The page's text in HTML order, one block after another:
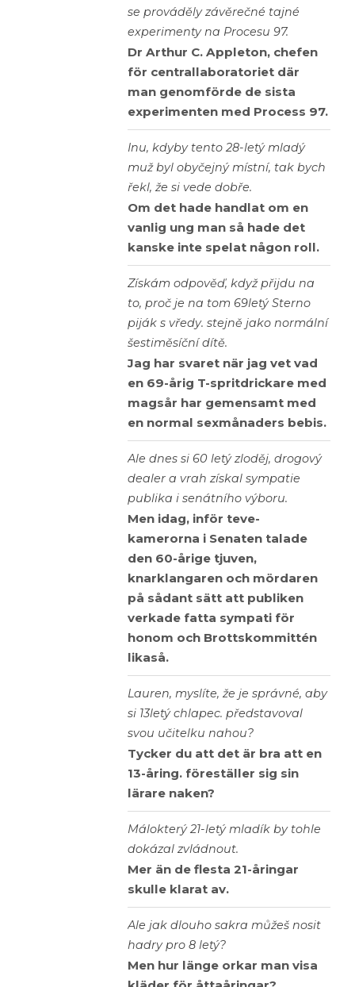
se prováděly závěrečné tajné
experimenty na Procesu 97.
Dr Arthur C. Appleton, chefen
för centrallaboratoriet där
man genomförde de sista
experimenten med Process 97.
Inu, kdyby tento 28-letý mladý
muž byl obyčejný místní, tak bych
řekl, že si vede dobře.
Om det hade handlat om en
vanlig ung man så hade det
kanske inte spelat någon roll.
Získám odpověď, když přijdu na
to, proč je na tom 69letý Sterno
piják s vředy. stejně jako normální
šestiměsíční dítě.
Jag har svaret när jag vet vad
en 69-årig T-spritdrickare med
magsår har gemensamt med
en normal sexmånaders bebis.
Ale dnes si 60 letý zloděj, drogový
dealer a vrah získal sympatie
publika i senátního výboru.
Men idag, inför teve-
kamerorna i Senaten talade
den 60-årige tjuven,
knarklangaren och mördaren
på sådant sätt att publiken
verkade fatta sympati för
honom och Brottskommittén
likaså.
Lauren, myslíte, že je správné, aby
si 13letý chlapec. představoval
svou učitelku nahou?
Tycker du att det är bra att en
13-åring. föreställer sig sin
lärare naken?
Málokterý 21-letý mladík by tohle
dokázal zvládnout.
Mer än de flesta 21-åringar
skulle klarat av.
Ale jak dlouho sakra můžeš nosit
hadry pro 8 letý?
Men hur länge orkar man visa